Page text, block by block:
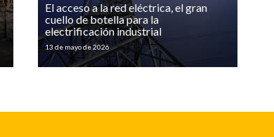
El acceso a la red eléctrica, el gran
cuello de botella para la
electrificación industrial
13 de mayo de 2026